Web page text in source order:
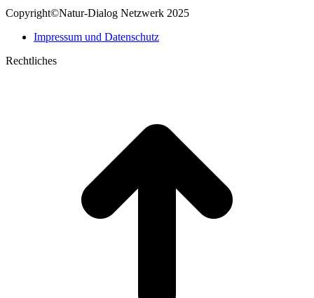
in
window
opens
new
Copyright©Natur-Dialog Netzwerk 2025
Impressum und Datenschutz
Rechtliches